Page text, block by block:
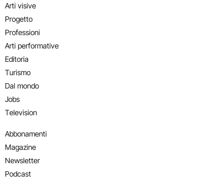
Arti visive
Progetto
Professioni
Arti performative
Editoria
Turismo
Dal mondo
Jobs
Television
Abbonamenti
Magazine
Newsletter
Podcast